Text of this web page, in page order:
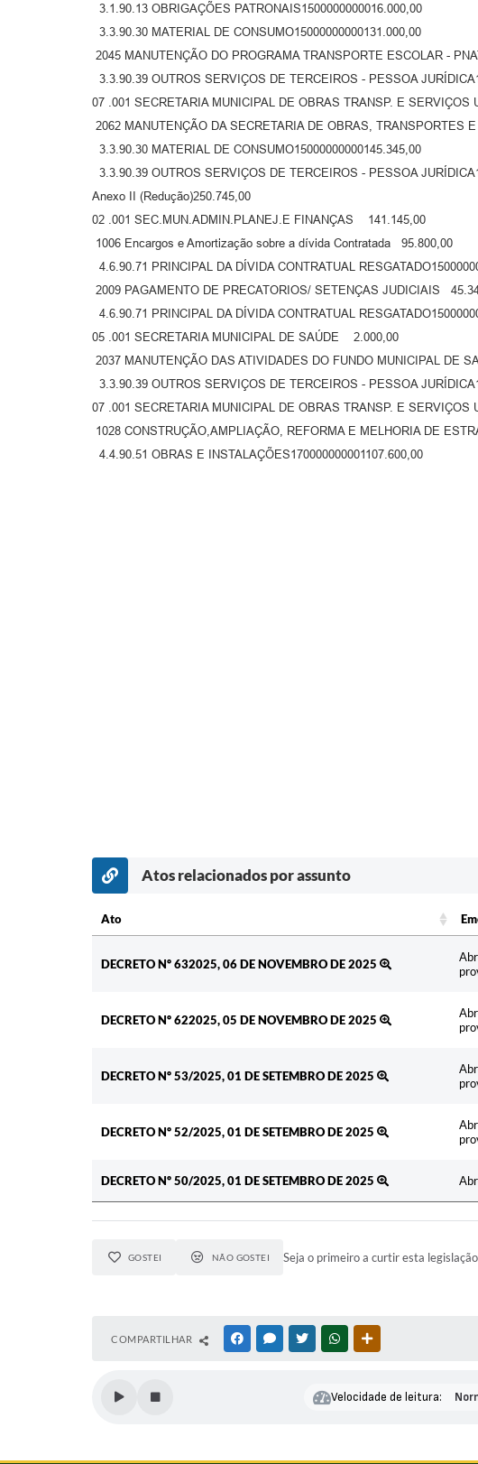
3.1.90.13 OBRIGAÇÕES PATRONAIS1500000000016.000,00
3.3.90.30 MATERIAL DE CONSUMO15000000000131.000,00
2045 MANUTENÇÃO DO PROGRAMA TRANSPORTE ESCOLAR -
3.3.90.39 OUTROS SERVIÇOS DE TERCEIROS - PESSOA
07 .001 SECRETARIA MUNICIPAL DE OBRAS TRANSP. E
2062 MANUTENÇÃO DA SECRETARIA DE OBRAS, TRANSPORTES
3.3.90.30 MATERIAL DE CONSUMO15000000000145.345,00
3.3.90.39 OUTROS SERVIÇOS DE TERCEIROS - PESSOA
Anexo II (Redução)250.745,00
02 .001 SEC.MUN.ADMIN.PLANEJ.E FINANÇAS 141.145,00
1006 Encargos e Amortização sobre a dívida Contratada 95.800,00
4.6.90.71 PRINCIPAL DA DÍVIDA CONTRATUAL
2009 PAGAMENTO DE PRECATORIOS/ SETENÇAS JUDICIAIS
4.6.90.71 PRINCIPAL DA DÍVIDA CONTRATUAL
05 .001 SECRETARIA MUNICIPAL DE SAÚDE 2.000,00
2037 MANUTENÇÃO DAS ATIVIDADES DO FUNDO MUNICIPAL DE
3.3.90.39 OUTROS SERVIÇOS DE TERCEIROS - PESSOA
07 .001 SECRETARIA MUNICIPAL DE OBRAS TRANSP. E
1028 CONSTRUÇÃO,AMPLIAÇÃO, REFORMA E MELHORIA DE
4.4.90.51 OBRAS E INSTALAÇÕES170000000001107.600,00
Atos relacionados por assunto
Ato
DECRETO Nº 632025, 06 DE NOVEMBRO DE 2025
DECRETO Nº 622025, 05 DE NOVEMBRO DE 2025
DECRETO Nº 53/2025, 01 DE SETEMBRO DE 2025
DECRETO Nº 52/2025, 01 DE SETEMBRO DE 2025
DECRETO Nº 50/2025, 01 DE SETEMBRO DE 2025
GOSTEI NÃO GOSTEI Seja o primeiro a curtir esta
COMPARTILHAR FACEBOOKMESSENGER
TWITTERWHATSAPP
Velocidade de leitura: